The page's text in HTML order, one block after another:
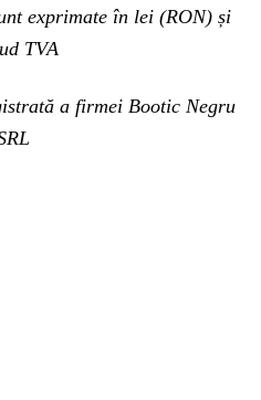
exprimate în lei (RON) și
TVA
a firmei Bootic Negru